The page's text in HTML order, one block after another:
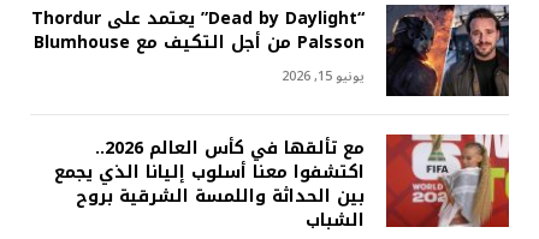
“Dead by Daylight” يعتمد على Thordur
Palsson من أجل التكيف مع Blumhouse
يونيو 15, 2026
مع تألقها في كأس العالم 2026..
اكتشفوا معنا أسلوب إليانا الذي يجمع
بين الحداثة واللمسة الشرقية بروح
الشباب